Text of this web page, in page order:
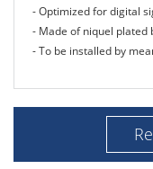
- Optimized for digital
- Made of niquel plated
- To be installed by